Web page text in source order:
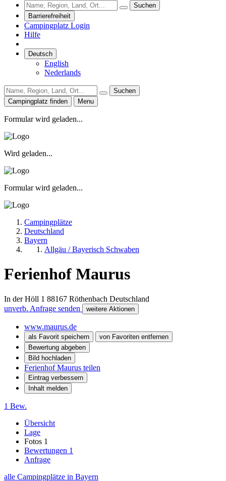
Suchen
Barrierefreiheit
Campingplatz Login
Hilfe
Deutsch
English
Nederlands
Suchen
Campingplatz finden
Menu
Formular wird geladen...
Wird geladen...
Formular wird geladen...
Campingplätze
Deutschland
Bayern
Allgäu / Bayerisch Schwaben
Ferienhof Maurus
In der Höll 1 88167 Röthenbach Deutschland
unverb. Anfrage senden
weitere Aktionen
www.maurus.de
als Favorit speichern
von Favoriten entfernen
Bewertung abgeben
Bild hochladen
Ferienhof Maurus teilen
Eintrag verbessern
Inhalt melden
1 Bew.
Übersicht
Lage
Fotos 1
Bewertungen 1
Anfrage
alle Campingplätze in Bayern